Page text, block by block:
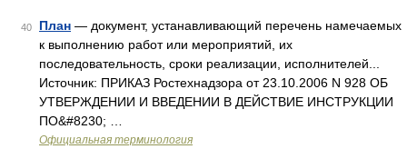
40 План — документ, устанавливающий перечень намечаемых
к выполнению работ или мероприятий, их
последовательность, сроки реализации, исполнителей...
Источник: ПРИКАЗ Ростехнадзора от 23.10.2006 N 928 ОБ
УТВЕРЖДЕНИИ И ВВЕДЕНИИ В ДЕЙСТВИЕ ИНСТРУКЦИИ
ПО&#8230; …
Официальная терминология